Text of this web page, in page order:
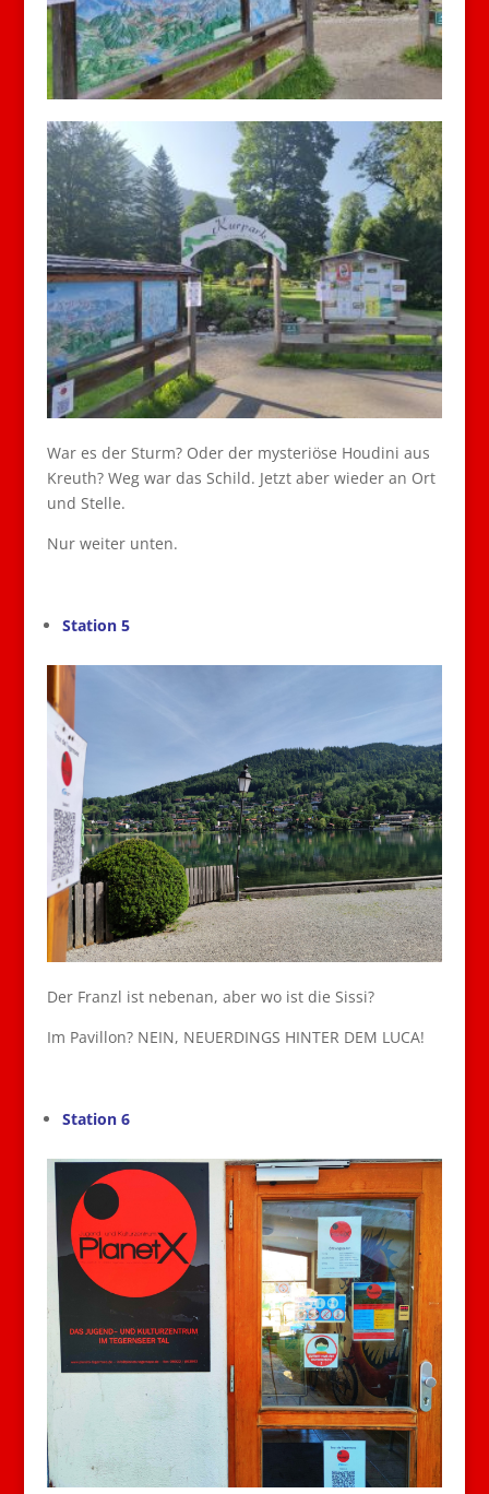
War es der Sturm? Oder der mysteriöse Houdini aus
Kreuth? Weg war das Schild. Jetzt aber wieder an Ort
und Stelle.
Nur weiter unten.
Station 5
Der Franzl ist nebenan, aber wo ist die Sissi?
Im Pavillon? NEIN, NEUERDINGS HINTER DEM LUCA!
Station 6